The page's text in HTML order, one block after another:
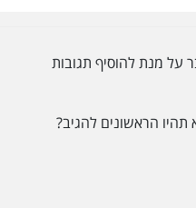
על מנת להוסיף תגובות
תהיו הראשונים להגיב?